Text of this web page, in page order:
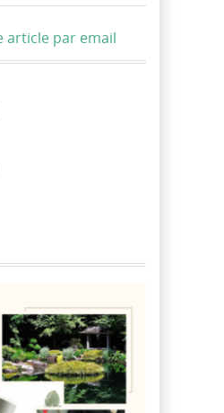
article par email